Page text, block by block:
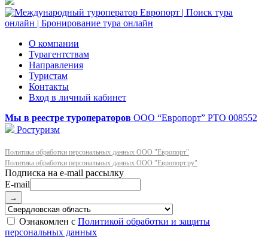
О компании
Турагентствам
Направления
Туристам
Контакты
Вход в личный кабинет
Мы в реестре туроператоров ООО “Европорт” РТО 008552
Ростуризм
Политика обработки персональных данных ООО "Европорт"
Политика обработки персональных данных ООО "Европорт.ру"
E-mail
→
Ознакомлен с Политикой обработки и защиты
персональных данных